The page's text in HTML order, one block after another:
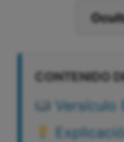
CONTENIDO
Versículo